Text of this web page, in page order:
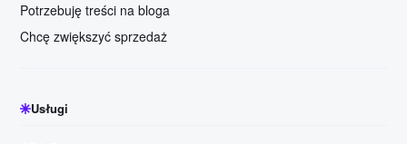
Potrzebuję treści na bloga
Chcę zwiększyć sprzedaż
Usługi